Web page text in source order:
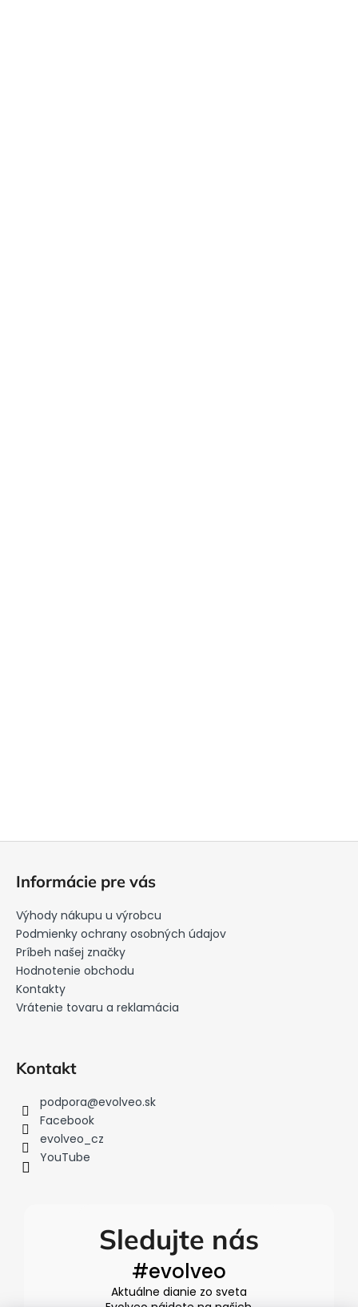
Informácie pre vás
Výhody nákupu u výrobcu
Podmienky ochrany osobných údajov
Príbeh našej značky
Hodnotenie obchodu
Kontakty
Vrátenie tovaru a reklamácia
Kontakt
podpora@evolveo.sk
Facebook
evolveo_cz
YouTube
Sledujte nás
#evolveo
Aktuálne dianie zo sveta